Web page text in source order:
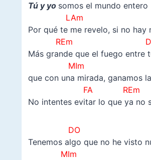
Tú y yo somos el mundo entero
LAm
Por qué te me revelo, si no hay
REm
Más grande que el fuego entre
MIm
que con una mirada, ganamos
FA REm
No intentes evitar lo que ya no
DO
Tenemos algo que no he visto
MIm